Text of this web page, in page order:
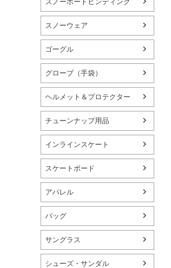
スノーウェア
ゴーグル
グローブ（手袋）
ヘルメット＆プロテクター
チューンナップ用品
インラインスケート
スケートボード
アパレル
バッグ
サングラス
シューズ・サンダル